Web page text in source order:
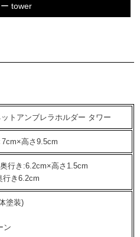
tower
トアンブレラホルダー タワー
高さ9.5cm
行き:6.2cm×高さ1.5cm
行き6.2cm
塗装)
ン